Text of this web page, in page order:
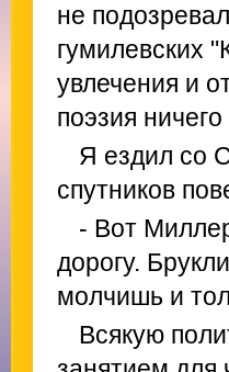
не
гумилевских
увлечения и
поэзия
Я ездил со
спутников
- Вот
дорогу.
молчишь и
Всякую